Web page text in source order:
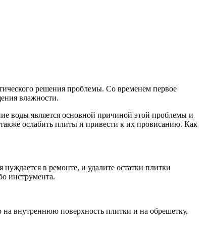
решения проблемы. Со временем первое
влажности.
воды является основной причиной этой проблемы и
ослабить плиты и привести к их провисанию. Как
в ремонте, и удалите остатки плитки
инструмента.
на внутреннюю поверхность плитки и на обрешетку.